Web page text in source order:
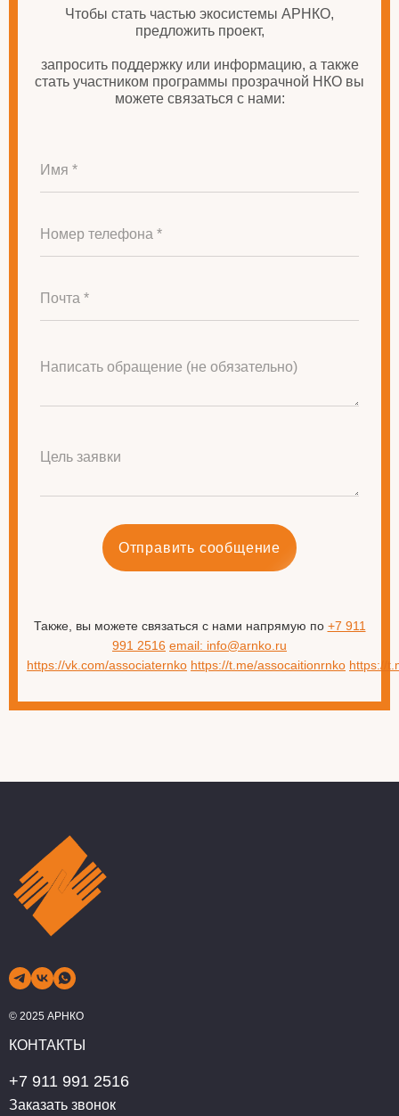
Чтобы стать частью экосистемы АРНКО,
предложить проект,
запросить поддержку или информацию, а также
стать участником программы прозрачной НКО вы
можете связаться с нами:
Имя *
Номер телефона *
Почта *
Написать обращение (не обязательно)
Цель заявки
Отправить сообщение
Также, вы можете связаться с нами напрямую по +7 911
991 2516 email: info@arnko.ru
https://vk.com/associaternko https://t.me/assocaitionrnko https://
© 2025 АРНКО
КОНТАКТЫ
+7 911 991 2516
Заказать звонок